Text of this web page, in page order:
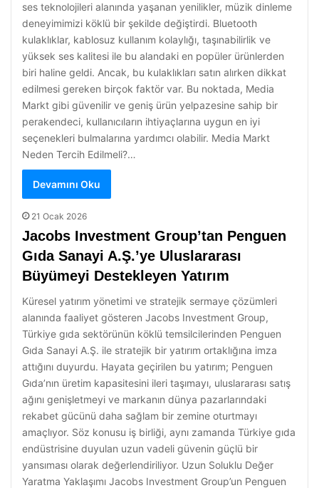
ses teknolojileri alanında yaşanan yenilikler, müzik dinleme
deneyimimizi köklü bir şekilde değiştirdi. Bluetooth
kulaklıklar, kablosuz kullanım kolaylığı, taşınabilirlik ve
yüksek ses kalitesi ile bu alandaki en popüler ürünlerden
biri haline geldi. Ancak, bu kulaklıkları satın alırken dikkat
edilmesi gereken birçok faktör var. Bu noktada, Media
Markt gibi güvenilir ve geniş ürün yelpazesine sahip bir
perakendeci, kullanıcıların ihtiyaçlarına uygun en iyi
seçenekleri bulmalarına yardımcı olabilir. Media Markt
Neden Tercih Edilmeli?…
Devamını Oku
21 Ocak 2026
Jacobs Investment Group’tan Penguen
Gıda Sanayi A.Ş.’ye Uluslararası
Büyümeyi Destekleyen Yatırım
Küresel yatırım yönetimi ve stratejik sermaye çözümleri
alanında faaliyet gösteren Jacobs Investment Group,
Türkiye gıda sektörünün köklü temsilcilerinden Penguen
Gıda Sanayi A.Ş. ile stratejik bir yatırım ortaklığına imza
attığını duyurdu. Hayata geçirilen bu yatırım; Penguen
Gıda’nın üretim kapasitesini ileri taşımayı, uluslararası satış
ağını genişletmeyi ve markanın dünya pazarlarındaki
rekabet gücünü daha sağlam bir zemine oturtmayı
amaçlıyor. Söz konusu iş birliği, aynı zamanda Türkiye gıda
endüstrisine duyulan uzun vadeli güvenin güçlü bir
yansıması olarak değerlendiriliyor. Uzun Soluklu Değer
Yaratma Yaklaşımı Jacobs Investment Group’un Penguen